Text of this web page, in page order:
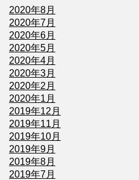
2020年8月
2020年7月
2020年6月
2020年5月
2020年4月
2020年3月
2020年2月
2020年1月
2019年12月
2019年11月
2019年10月
2019年9月
2019年8月
2019年7月